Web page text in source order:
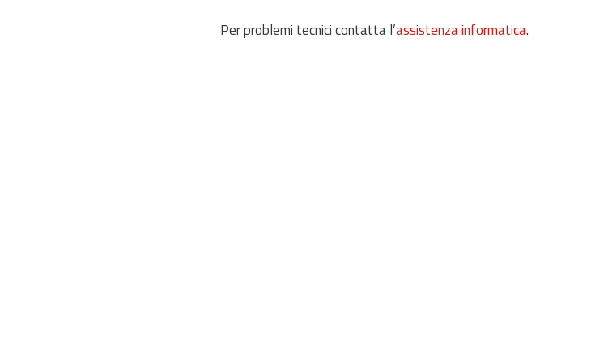
Per problemi tecnici contatta l’assistenza informatica.